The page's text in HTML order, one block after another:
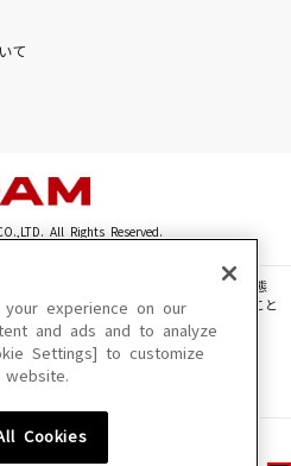
て
All Rights Reserved.
・画像・写真・動画・音声等を、手段や形態
て無断で複製、転載、ファイル化などすること
用いただけない場合があります。
変更になる場合があります。
experience on our
and ads and to analyze
Settings] to customize
Cookies